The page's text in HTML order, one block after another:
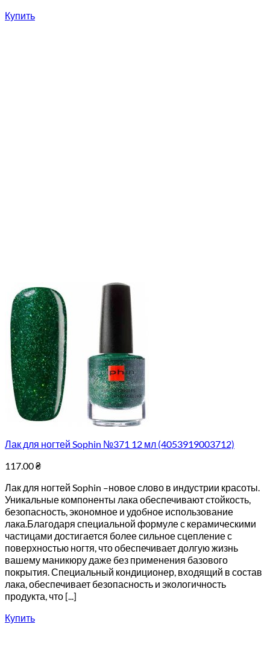
Купить
Лак для ногтей Sophin №371 12 мл (4053919003712)
117.00₴
Лак для ногтей Sophin –новое слово в индустрии красоты.
Уникальные компоненты лака обеспечивают стойкость,
безопасность, экономное и удобное использование
лака.Благодаря специальной формуле с керамическими
частицами достигается более сильное сцепление с
поверхностью ногтя, что обеспечивает долгую жизнь
вашему маникюру даже без применения базового
покрытия. Специальный кондиционер, входящий в состав
лака, обеспечивает безопасность и экологичность
продукта, что [...]
Купить